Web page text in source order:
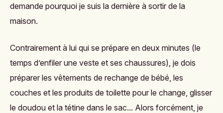
demande pourquoi je suis la dernière à sortir de la
maison.
Contrairement à lui qui se prépare en deux minutes (le
temps d’enfiler une veste et ses chaussures), je dois
préparer les vêtements de rechange de bébé, les
couches et les produits de toilette pour le change, glisser
le doudou et la tétine dans le sac... Alors forcément, je